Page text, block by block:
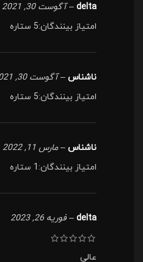
delta
– آگوست 30, 2021
امتیاز بینندگان:5 ستاره
ناشناس – آگوست 30, 2021
امتیاز بینندگان:5 ستاره
ناشناس – مارس 11, 2022
امتیاز بینندگان:1 ستاره
delta
– فوریه 26, 2023
عالی